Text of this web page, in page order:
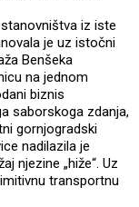
iz iste
je uz istočni
Benšeka
na jednom
biznis
saborskoga zdanja,
gornjogradski
nadilazila je
njezine „hiže“. Uz
transportnu